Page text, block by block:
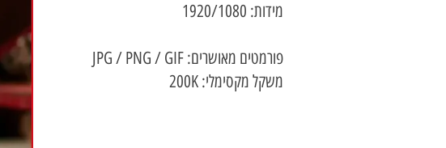
מידות: 1920/1080
פורמטים מאושרים: JPG / PNG / GIF
משקל מקסימלי: 200K